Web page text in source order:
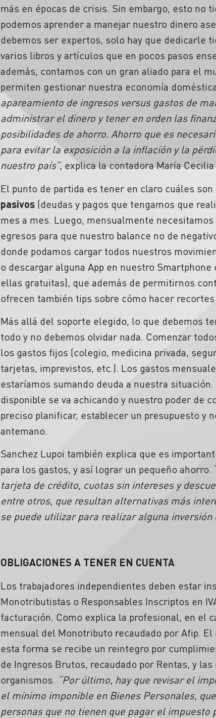
más en épocas de crisis. Sin embargo, esto no
podemos aprender a manejar nuestro dinero
debemos ser expertos, solo hay que dedicarle
varios libros y artículos que en pocos pasos
además, contamos con un gran aliado para el
permiten gestionar nuestra economía
apareamiento de ingresos versus gastos de
administrar el dinero y tener en orden las
posibilidades de ahorro. Ahorro que es
para evitar la exposición a la inflación y la
nuestro país”, explica la contadora María
El punto de partida es tener en claro cuáles
pasivos (deudas y pagos que tengamos que
mes a mes. Luego, mensualmente
egresos para que nuestro balance no de
donde podamos cargar todos nuestros
o descargar alguna App en nuestro
ellas gratuitas), que además de permitirnos
ofrecen también tips sobre cómo hacer
Más allá del soporte elegido, lo que debemos
todo y no debemos olvidar nada. Comenzar
los gastos fijos (colegio, medicina privada,
tarjetas, imprevistos, etc.). Los gastos
estaríamos sumando deuda a nuestra
disponible se va achicando y nuestro poder de
preciso planificar, establecer un presupuesto y
antemano.
Sanchez Lupoi también explica que es
para los gastos, y así lograr un pequeño ahorro.
tarjeta de crédito, cuotas sin intereses y
entre otros, que resultan alternativas más
se puede utilizar para realizar alguna
OBLIGACIONES A TENER EN CUENTA
Los trabajadores independientes deben estar
Monotributistas o Responsables Inscriptos en
facturación. Como explica la profesional, en el
mensual del Monotributo recaudado por Afip.
esta forma se recibe un reintegro por
de Ingresos Brutos, recaudado por Rentas, y
organismos. “Por último, hay que revisar el
el mínimo imponible en Bienes Personales,
personas que no tienen que pagar el impuesto